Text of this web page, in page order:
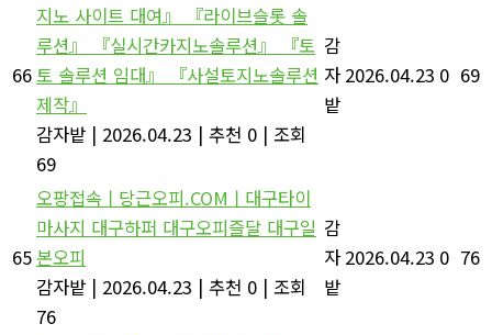
66
지노 사이트 대여』 『라이브슬롯 솔
루션』 『실시간카지노솔루션』 『토
토 솔루션 임대』 『사설토지노솔루션
제작』
감자밭 | 2026.04.23 | 추천 0 | 조회
69
감
자
밭
2026.04.23 0 69
65
오팡접속ㅣ당근오피.COMㅣ대구타이
마사지 대구하퍼 대구오피즐달 대구일
본오피
감자밭 | 2026.04.23 | 추천 0 | 조회
76
감
자
밭
2026.04.23 0 76